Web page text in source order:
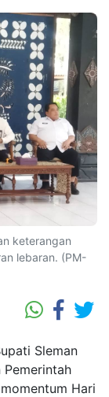
keterangan
lebaran. (PM-
Sleman
Pemerintah
Hari